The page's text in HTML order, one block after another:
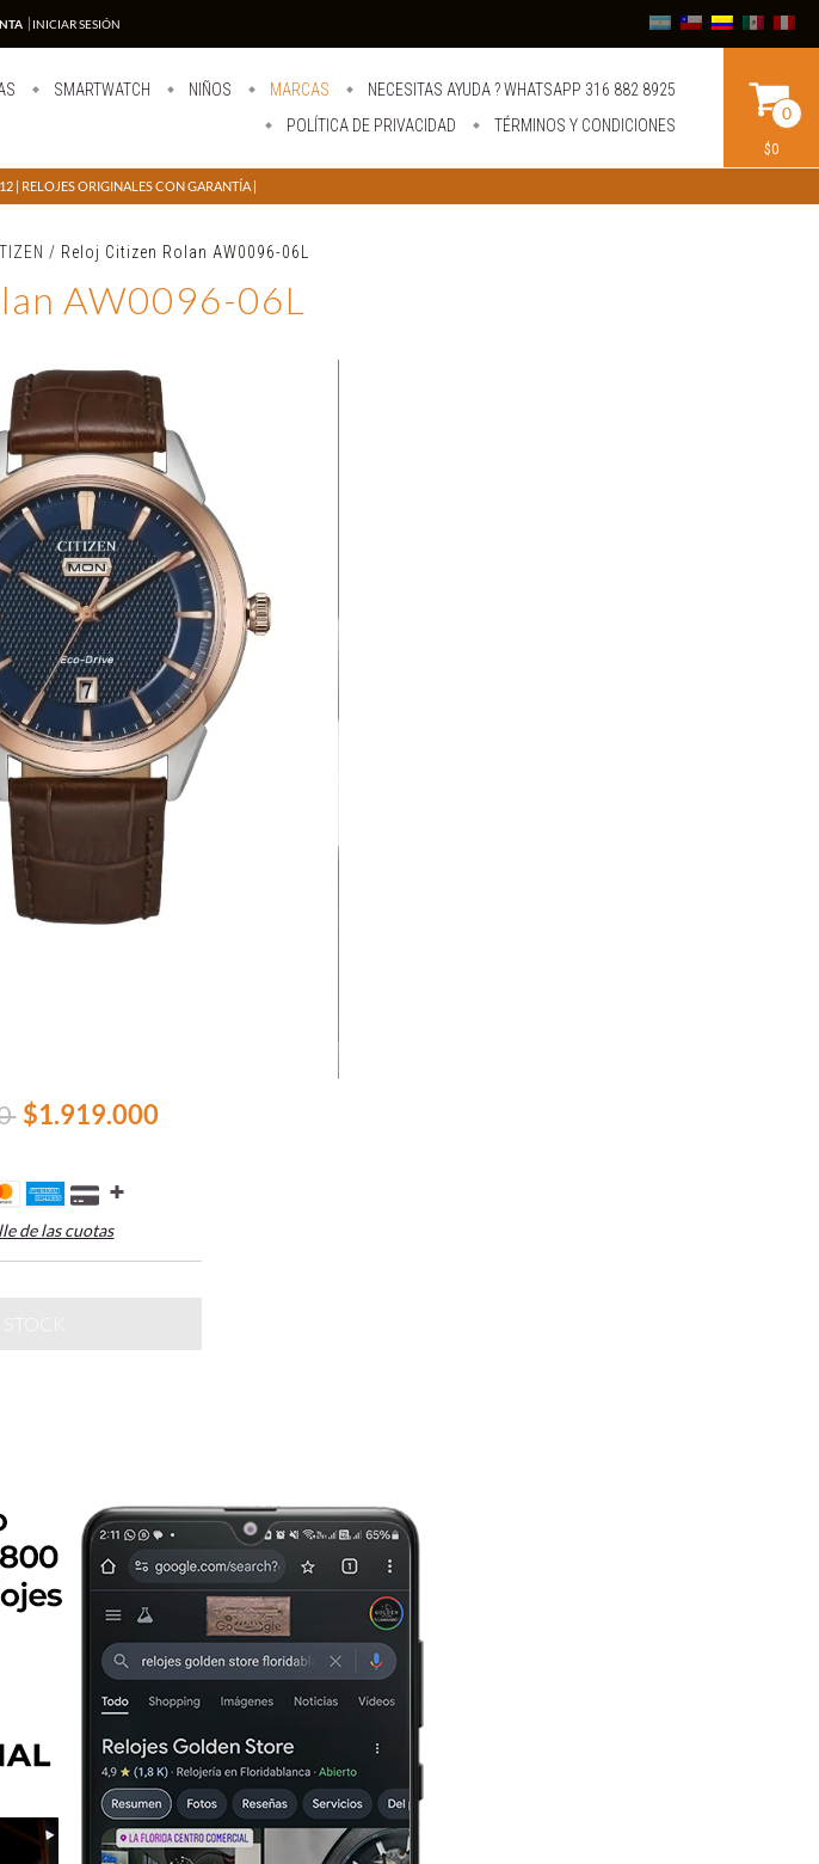
INICIAR SESIÓN
SMARTWATCH NIÑOS MARCAS
NECESITAS AYUDA ? WHATSAPP 316 882 8925
POLÍTICA DE PRIVACIDAD
TÉRMINOS Y CONDICIONES
0
$0
| RELOJES ORIGINALES CON GARANTÍA |
/ Reloj Citizen Rolan AW0096-06L
AW0096-06L
$1.919.000
de las cuotas